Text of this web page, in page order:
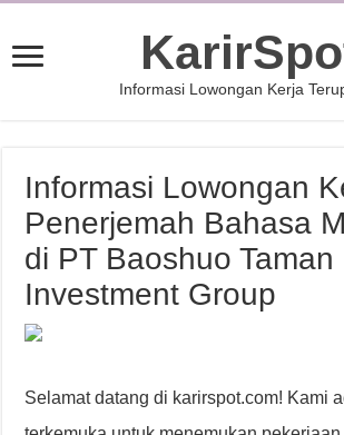
Informasi Lowongan Kerja
Informasi Lowongan
Penerjemah Bahasa
di PT Baoshuo
Investment Group
Selamat datang di karirspot.com! Kami